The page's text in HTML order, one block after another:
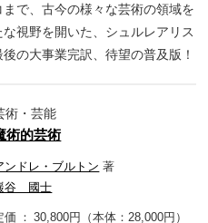
で、古今の様々な芸術の領域を
視野を開いた、シュルレアリス
の大事業完訳、待望の普及版！
術・芸能
術的芸術
ンドレ・ブルトン 著
谷 國士
価
30,800円（本体：28,000円）